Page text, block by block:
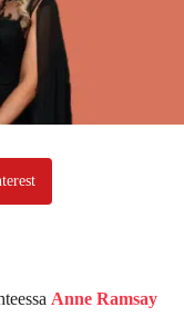
Anne Ramsay